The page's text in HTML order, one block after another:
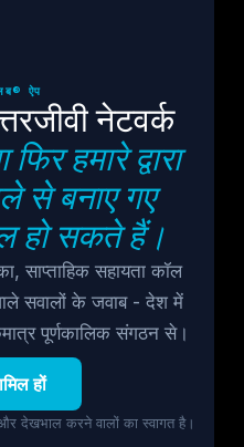
ऐप
नेटवर्क
फिर हमारे द्वारा
से बनाए गए
हो सकते हैं।
साप्ताहिक सहायता कॉल
सवालों के जवाब - देश में
पूर्णकालिक संगठन से।
हों
देखभाल करने वालों का स्वागत है।